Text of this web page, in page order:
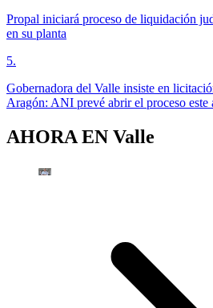
Propal iniciará proceso de liquidación
en su planta
5.
Gobernadora del Valle insiste en
Aragón: ANI prevé abrir el proceso este
AHORA EN Valle